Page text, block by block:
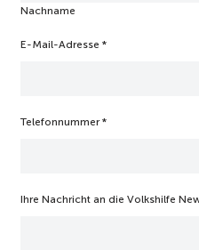
Nachname
E-Mail-Adresse *
Telefonnummer*
Ihre Nachricht an die Volkshilfe
e
N
-
-